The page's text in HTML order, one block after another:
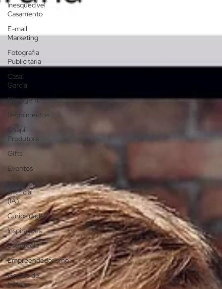
Inesquecível
Casamento
E-mail
Marketing
Fotografia
Publicitária
Casal
Garcia
Filmagem
Depoimentos
Chapi
Produtora
Gifts
Eventos
Inteligência
Artificial
(IA)
Curiosidades
Inspirações
Estratégia
Empreendedorismo
Gestão de
tráfego